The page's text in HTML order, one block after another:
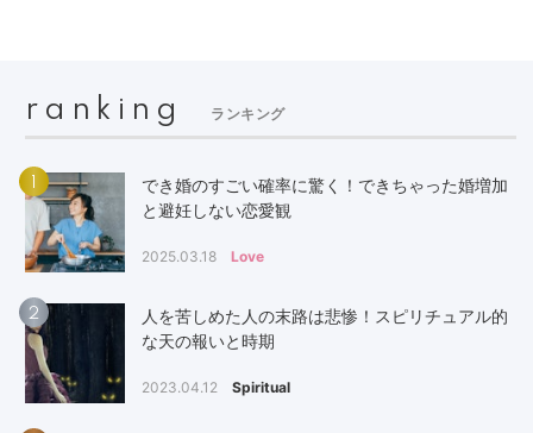
ranking ランキング
でき婚のすごい確率に驚く！できちゃった婚増加
と避妊しない恋愛観
2025.03.18 Love
2
人を苦しめた人の末路は悲惨！スピリチュアル的
な天の報いと時期
2023.04.12 Spiritual